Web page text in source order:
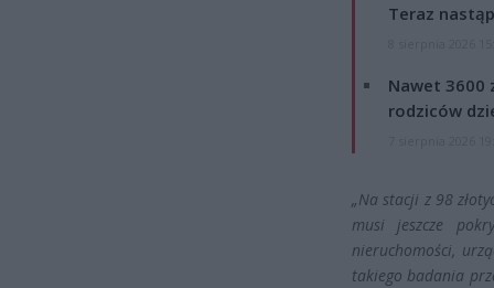
Teraz
Nawet 3600
rodziców
„Na stacji z 98
musi jeszcze
nieruchomości,
takiego badania